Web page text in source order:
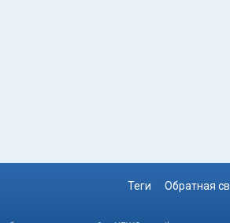
Теги Обратная